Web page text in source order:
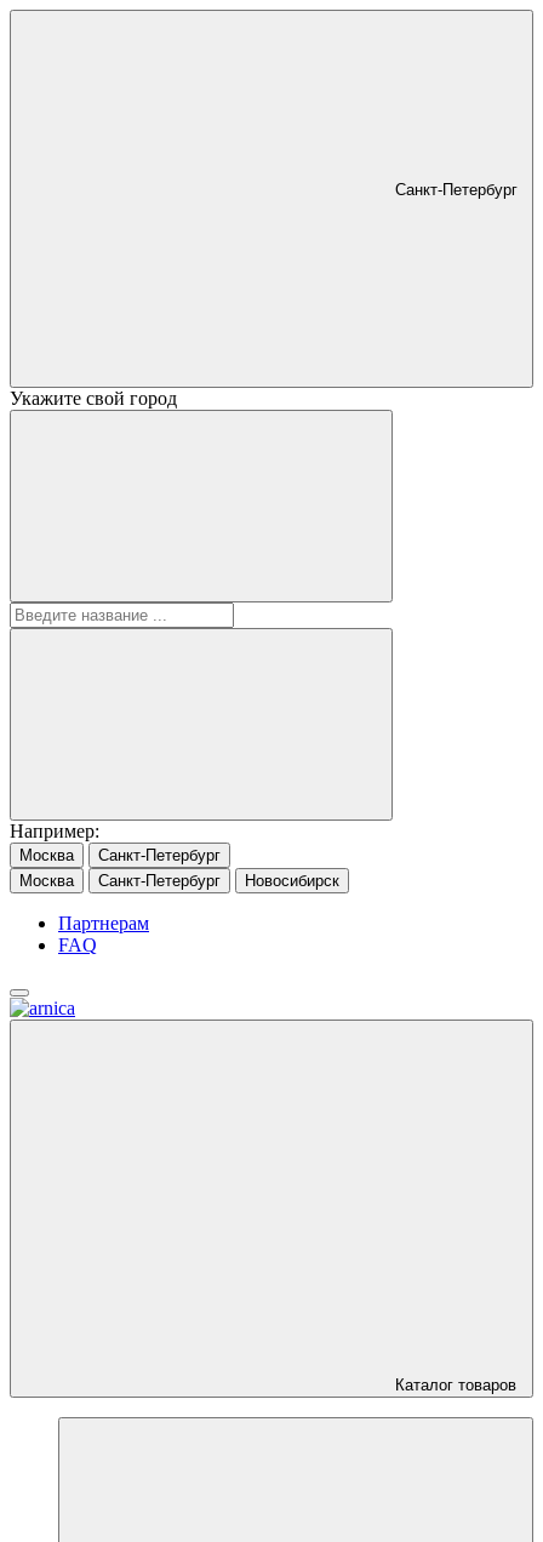
Санкт-Петербург
Укажите свой город
Например:
Москва
Санкт-Петербург
Москва
Санкт-Петербург Новосибирск
Партнерам
FAQ
Каталог товаров